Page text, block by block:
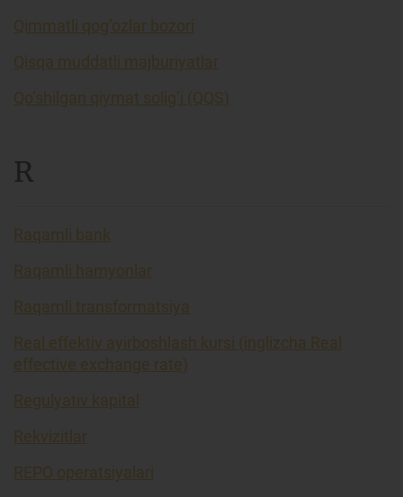
Qimmatli qog’ozlar bozori
Qisqa muddatli majburiyatlar
Qo’shilgan qiymat solig’i (QQS)
R
Raqamli bank
Raqamli hamyonlar
Raqamli transformatsiya
Real effektiv ayirboshlash kursi (inglizcha Real
effective exchange rate)
Regulyativ kapital
Rekvizitlar
REPO operatsiyalari